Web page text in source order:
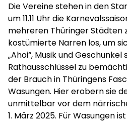
Die Vereine stehen in den
um 11.11 Uhr die
mehreren Thüringer Städten
kostümierte Narren los, um
„Ahoi“, Musik und
Rathausschlüssel zu
der Brauch in Thüringens
Wasungen. Hier erobern sie
unmittelbar vor dem
1. März 2025. Für Wasungen